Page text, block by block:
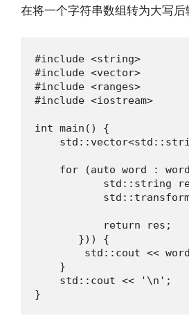
在将一个字符串数组转为大写后
#include <string>
#include <vector>
#include <ranges>
#include <iostream>
int main() {
for (auto word :
std::string
           return res;
       })) {
std::cout <<
    }
    std::cout << '\n';
}